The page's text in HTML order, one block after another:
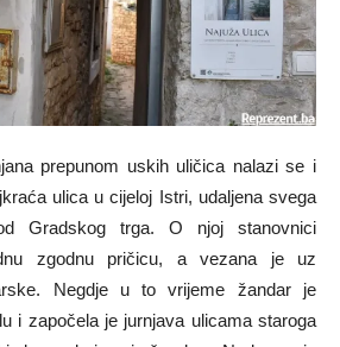
prepunom uskih uličica nalazi se i
ulica u cijeloj Istri, udaljena svega
Gradskog trga. O njoj stanovnici
zgodnu pričicu, a vezana je uz
Negdje u to vrijeme žandar je
i započela je jurnjava ulicama staroga